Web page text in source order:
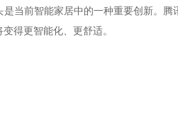
是当前智能家居中的一种重要创新。
得更智能化、更舒适。